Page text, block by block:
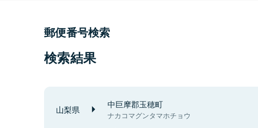
郵便番号検索
検索結果
山梨県 中巨摩郡玉穂町
ナカコマグンタマホチョウ